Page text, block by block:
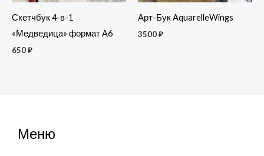
Скетчбук 4-в-1
«Медведица» формат А6
650₽
Арт-Бук AquarelleWings
3500₽
Меню